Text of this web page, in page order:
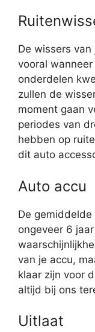
De wissers
vooral
onderdelen
zullen de
moment gaan
periodes van
hebben op
dit auto
Auto accu
De
ongeveer 6
van je accu,
klaar zijn voor
altijd bij ons
Uitlaat